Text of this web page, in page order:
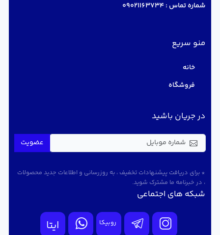
شماره تماس :09021163734
منو سریع
خانه
فروشگاه
در جریان باشید
عضویت
* برای دریافت پیشنهادات تخفیف ، به روزرسانی و اطلاعات جدید محصولات
، در خبرنامه ما مشترک شوید.
شبکه های اجتماعی
روبیکا ایتا